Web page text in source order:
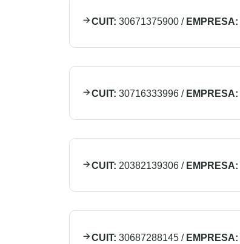
CUIT: 30671375900 / EMPRESA:
CUIT: 30716333996 / EMPRESA:
CUIT: 20382139306 / EMPRESA:
CUIT: 30687288145 / EMPRESA: